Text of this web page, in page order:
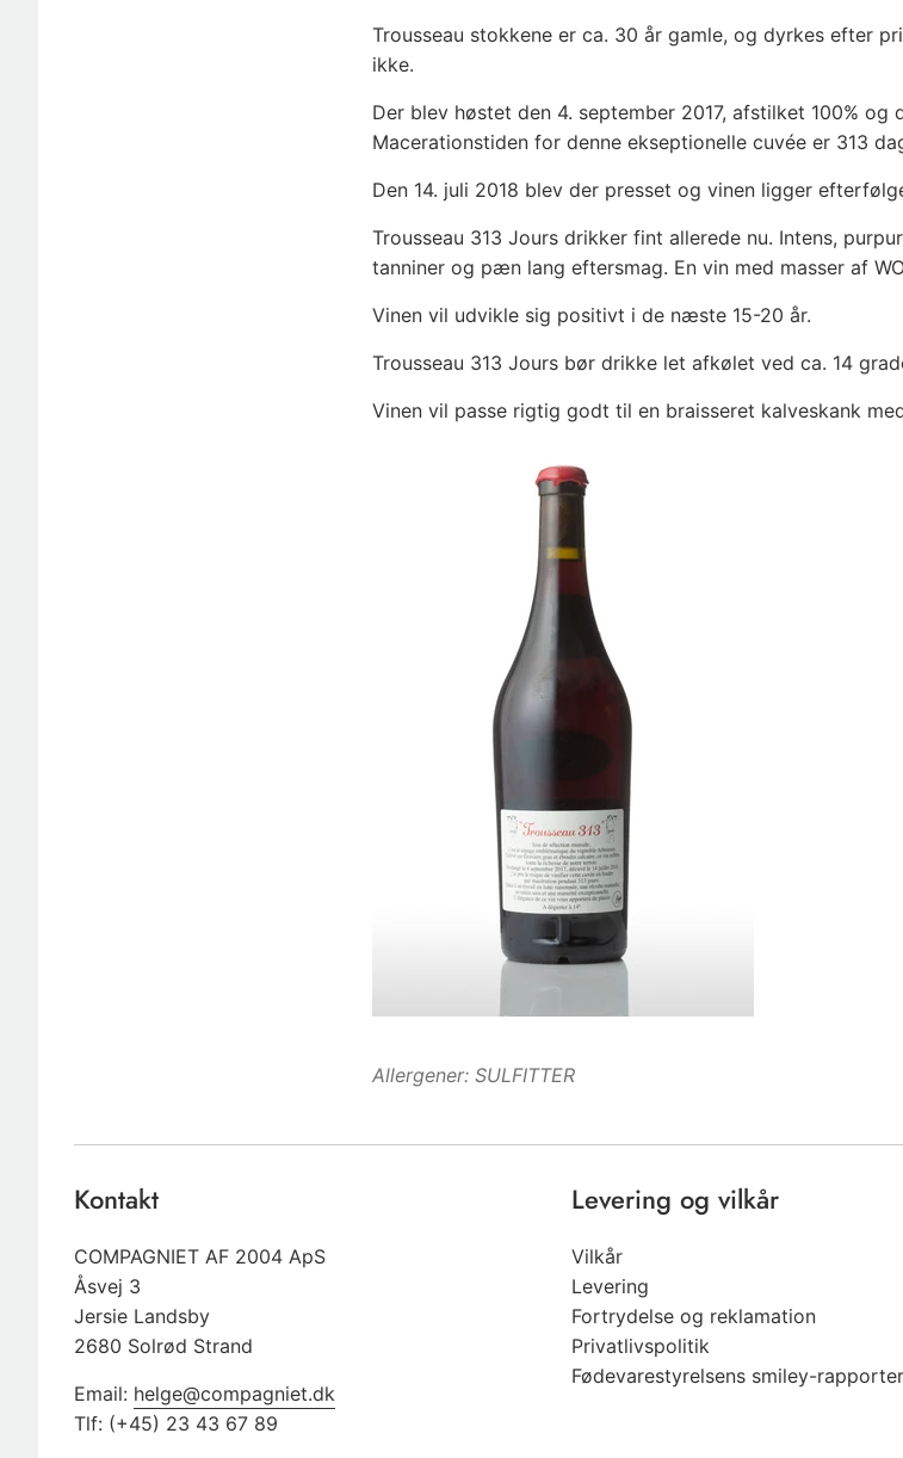
Trousseau stokkene er ca. 30 år gamle, og dyrkes efter
ikke.
Der blev høstet den 4. september 2017, afstilket 100%
Macerationstiden for denne ekseptionelle cuvée er 313
Den 14. juli 2018 blev der presset og vinen ligger
Trousseau 313 Jours drikker fint allerede nu. Intens,
tanniner og pæn lang eftersmag. En vin med masser af
Vinen vil udvikle sig positivt i de næste 15-20 år.
Trousseau 313 Jours bør drikke let afkølet ved ca. 14
Vinen vil passe rigtig godt til en braisseret kalveskank
Allergener: SULFITTER
Kontakt
COMPAGNIET AF 2004 ApS
Åsvej 3
Jersie Landsby
2680 Solrød Strand
Email: helge@compagniet.dk
Tlf: (+45) 23 43 67 89
Levering og vilkår
Vilkår
Levering
Fortrydelse og reklamation
Privatlivspolitik
Fødevarestyrelsens smiley-rapporter